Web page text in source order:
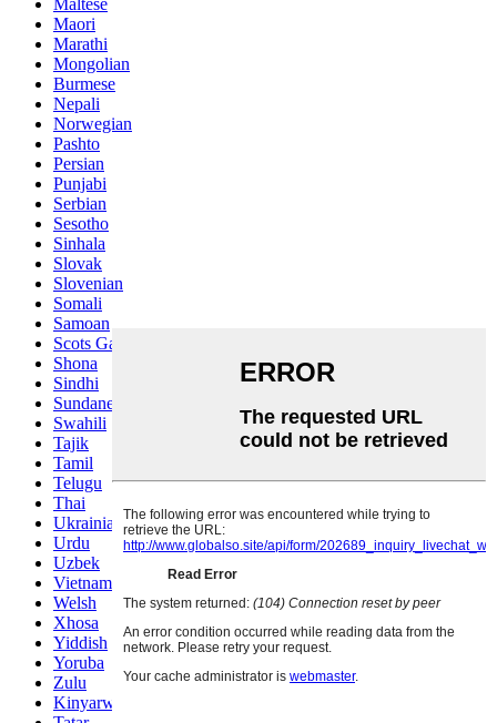
Maltese
Maori
Marathi
Mongolian
Burmese
Nepali
Norwegian
Pashto
Persian
Punjabi
Serbian
Sesotho
Sinhala
Slovak
Slovenian
Somali
Samoan
Scots Gaelic
Shona
Sindhi
Sundanese
Swahili
Tajik
Tamil
Telugu
Thai
Ukrainian
Urdu
Uzbek
Vietnamese
Welsh
Xhosa
Yiddish
Yoruba
Zulu
Kinyarwanda